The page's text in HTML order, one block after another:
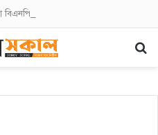
বিএনপির পুষ্পস্তবক অর্পণ